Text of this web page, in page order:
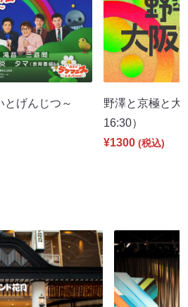
とげんじつ～
野澤と京極と
16:30）
¥1300 (税込)